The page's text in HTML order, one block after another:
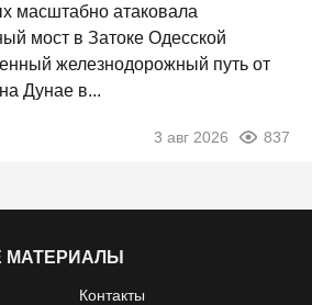
масштабно атаковала
мост в Затоке Одесской
железнодорожный путь от
Дунае в...
3 авг 2026 837
МАТЕРИАЛЫ
Контакты